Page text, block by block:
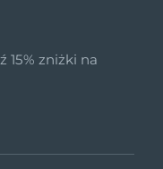
15% zniżki na